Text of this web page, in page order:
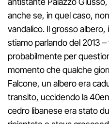
anche se, in quel caso,
vandalico. Il grosso albero,
stiamo parlando del 2013
probabilmente per
momento che qualche
Falcone, un albero era
transito, uccidendo la
cedro libanese era stato